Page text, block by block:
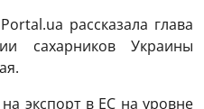
рассказала глава
сахарников Украины
экспорт в ЕС на уровне